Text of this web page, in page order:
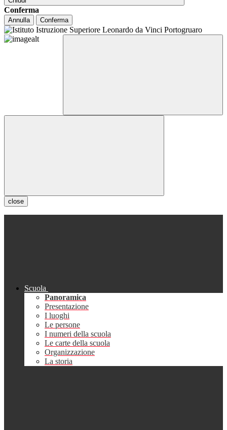
Conferma
Annulla Conferma
close
Scuola
Panoramica
Presentazione
I luoghi
Le persone
I numeri della scuola
Le carte della scuola
Organizzazione
La storia